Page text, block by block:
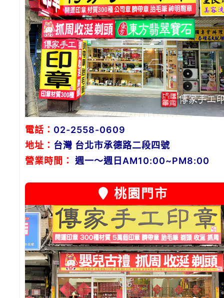
電話： 02-2558-0609
地址： 台灣 台北市承德路二段四號
營業時間：
週一～週日AM10:00~PM8:00
桃園門市